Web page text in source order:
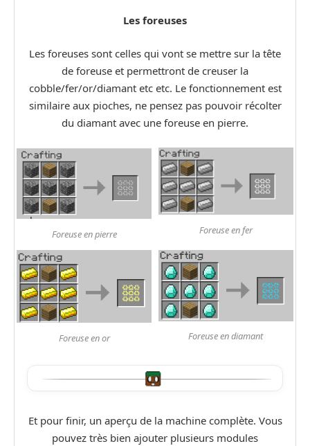
Les foreuses
Les foreuses sont celles qui vont se mettre sur la tête
de foreuse et permettront de creuser la
cobble/fer/or/diamant etc etc. Le fonctionnement est
similaire aux pioches, ne pensez pas pouvoir récolter
du diamant avec une foreuse en pierre.
Foreuse en pierre Foreuse en fer
Foreuse en or Foreuse en diamant
Et pour finir, un aperçu de la machine complète. Vous
pouvez très bien ajouter plusieurs modules